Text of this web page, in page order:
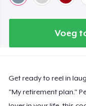
Voeg
Get ready to reel in
"My retirement plan."